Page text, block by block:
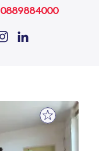
0889884000